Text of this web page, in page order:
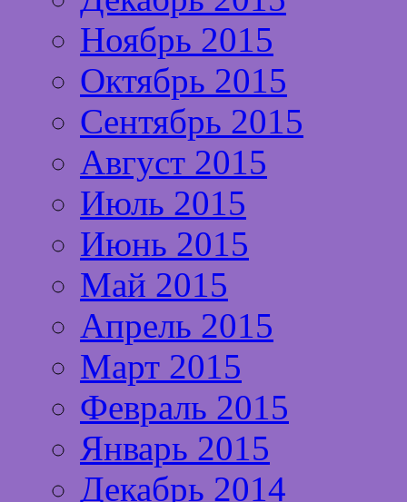
Ноябрь 2015
Октябрь 2015
Сентябрь 2015
Август 2015
Июль 2015
Июнь 2015
Май 2015
Апрель 2015
Март 2015
Февраль 2015
Январь 2015
Декабрь 2014